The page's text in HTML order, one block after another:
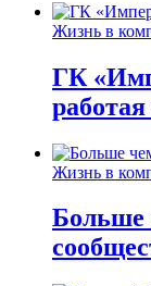
Жизнь в
ГК
Жизнь в
Больше